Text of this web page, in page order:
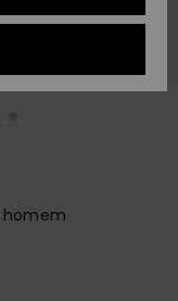
homem